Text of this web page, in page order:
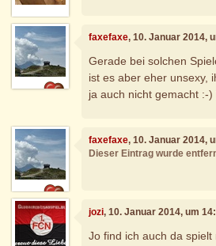
faxefaxe, 10. Januar 2014,
Gerade bei solchen
ist es aber eher unsexy,
ja auch nicht gemacht :-)
faxefaxe, 10. Januar 2014,
Dieser Eintrag wurde
jozi, 10. Januar 2014, um
Jo find ich auch da